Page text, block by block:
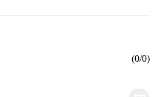
(0/0)